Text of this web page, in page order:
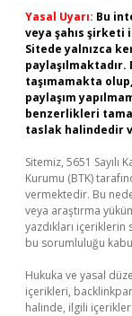
Yasal Uyarı: Bu
veya şahıs şirketi
Sitede yalnızca
taşımamakta
paylaşım
benzerlikleri
taslak halindedir
Sitemiz, 5651
Kurumu (BTK)
vermektedir. Bu
veya araştırma
yazdıkları
bu sorumluluğu
Hukuka ve yasal
içerikleri,
halinde, ilgili